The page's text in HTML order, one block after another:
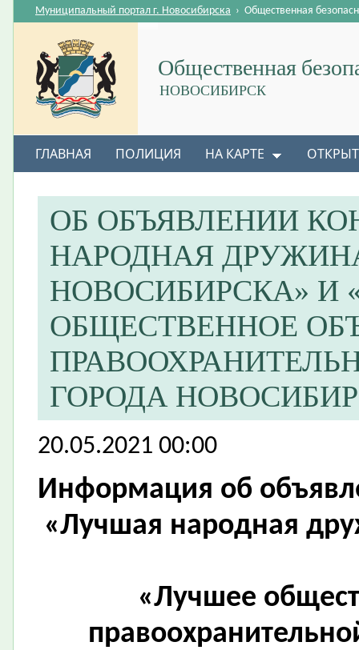
Общественная
НОВОСИБИРСК
Муниципальный портал г. Новосибирска › Общественная
ГЛАВНАЯ ПОЛИЦИЯ НА КАРТЕ
ОБ ОБЪЯВЛЕНИИ
НАРОДНАЯ
НОВОСИБИРСКА» И
ОБЩЕСТВЕННОЕ
ГОРОДА
20.05.2021 00:00
Информация об
«Лучшая народная
«Лучшее